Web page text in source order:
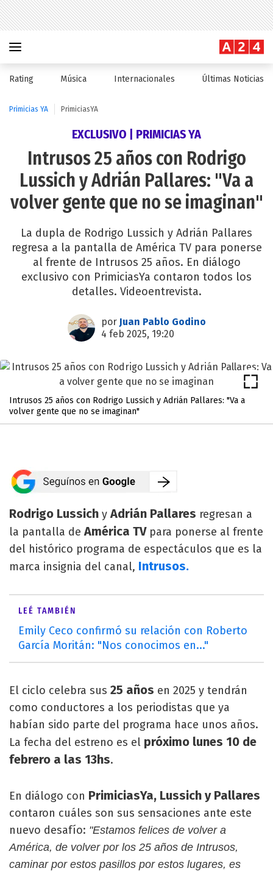
Rating Música Internacionales Últimas Noticias
Primicias YA PrimiciasYA
EXCLUSIVO | PRIMICIAS YA
Intrusos 25 años con Rodrigo
Lussich y Adrián Pallares: "Va a
volver gente que no se imaginan"
La dupla de Rodrigo Lussich y Adrián Pallares
regresa a la pantalla de América TV para ponerse
al frente de Intrusos 25 años. En diálogo
exclusivo con PrimiciasYa contaron todos los
detalles. Videoentrevista.
por Juan Pablo Godino
4 feb 2025, 19:20
Intrusos 25 años con Rodrigo Lussich y Adrián Pallares: "Va a
volver gente que no se imaginan"
Rodrigo Lussich yAdrián Pallares regresan a
la pantalla deAmérica TVpara ponerse al frente
del histórico programa de espectáculos que es la
marca insignia del canal, Intrusos.
LEÉ TAMBIÉN
Emily Ceco confirmó su relación con Roberto
García Moritán: "Nos conocimos en..."
El ciclo celebra sus 25 años en 2025 y tendrán
como conductores a los periodistas que ya
habían sido parte del programa hace unos años.
La fecha del estreno es el próximo lunes 10 de
febrero a las 13hs.
En diálogo con PrimiciasYa, Lussich y Pallares
contaron cuáles son sus sensaciones ante este
nuevo desafío: "Estamos felices de volver a
América, de volver por los 25 años de Intrusos,
caminar por estos pasillos por estos lugares, es